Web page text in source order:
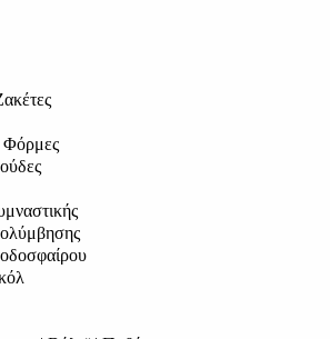
Φόρμες